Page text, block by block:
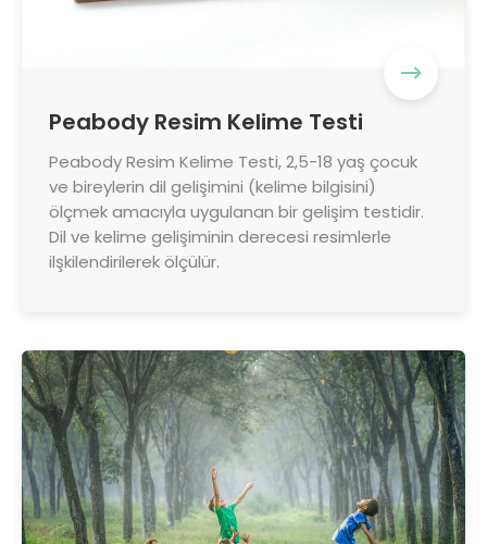
Peabody Resim Kelime Testi
Peabody Resim Kelime Testi, 2,5-18 yaş çocuk
ve bireylerin dil gelişimini (kelime bilgisini)
ölçmek amacıyla uygulanan bir gelişim testidir.
Dil ve kelime gelişiminin derecesi resimlerle
ilşkilendirilerek ölçülür.